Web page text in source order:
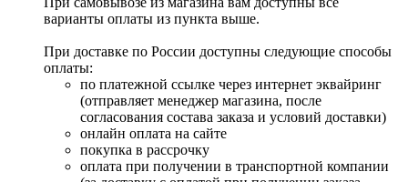
варианты оплаты из пункта выше.
При доставке по России доступны следующие способы
оплаты:
по платежной ссылке через интернет эквайринг
(отправляет менеджер магазина, после
согласования состава заказа и условий доставки)
онлайн оплата на сайте
покупка в рассрочку
оплата при получении в транспортной компании